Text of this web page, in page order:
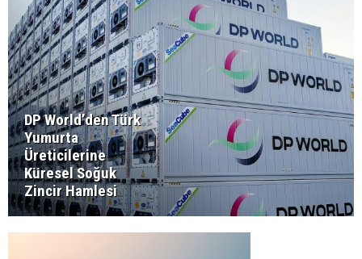
DP World’den Türk
Yumurta
Üreticilerine
Küresel Soğuk
Zincir Hamlesi